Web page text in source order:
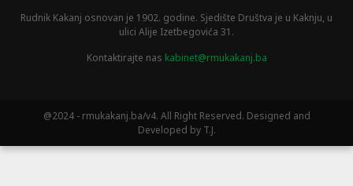
Rudnik Kakanj osnovan je 1902. godine. Sjedište Društva je u Kaknju, u
ulici Alije Izetbegovića 31.
Kontaktirajte nas kabinet@rmukakanj.ba
@2024 - rmukakanj.ba/v4. All Right Reserved. Designed and
Developed by T.J.